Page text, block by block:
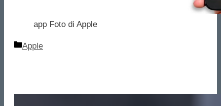
app Foto di Apple
Categorie
Apple